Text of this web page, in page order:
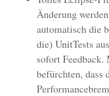
Änderung
automatisch die
die) UnitTests
sofort Feedback.
befürchten, dass